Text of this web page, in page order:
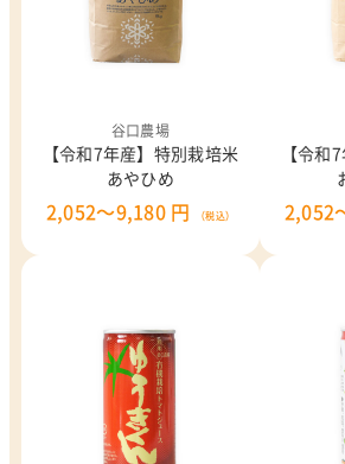
谷口農場
【令和7年産】特別栽培米
あやひめ
2,052～9,180 円 （税込）
【令和
2,052